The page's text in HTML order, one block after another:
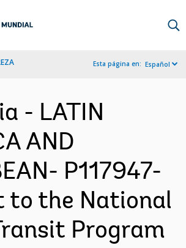
Esta página en: Español
- LATIN
AND
P117947-
to the National
Program